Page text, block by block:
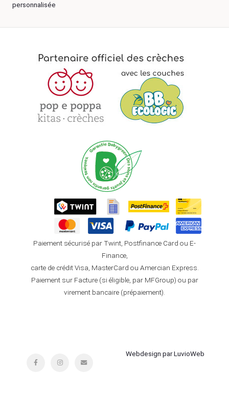
personnalisée
Paiement sécurisé par Twint, Postfinance Card ou E-
Finance,
carte de crédit Visa, MasterCard ou Amercian Express.
Paiement sur Facture (si éligible, par MFGroup) ou par
virement bancaire (prépaiement).
Webdesign par LuvioWeb